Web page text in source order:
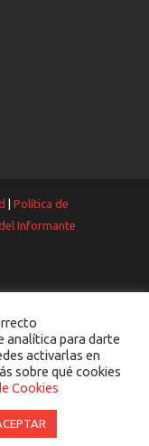
| Política de
Informante
analítica para darte
activarlas en
sobre qué cookies
Cookies